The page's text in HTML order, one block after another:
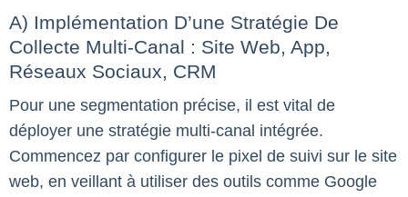
A) Implémentation D’une Stratégie De
Collecte Multi-Canal : Site Web, App,
Réseaux Sociaux, CRM
Pour une segmentation précise, il est vital de
déployer une stratégie multi-canal intégrée.
Commencez par configurer le pixel de suivi sur le site
web, en veillant à utiliser des outils comme Google